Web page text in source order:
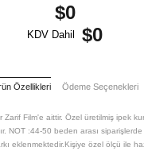
$0
KDV Dahil $0
Özellikleri Ödeme Seçenekleri
Zarif Film'e aittir. Özel üretilmiş ipek
NOT :44-50 beden arası
eklenmektedir.Kişiye özel ölçü ile